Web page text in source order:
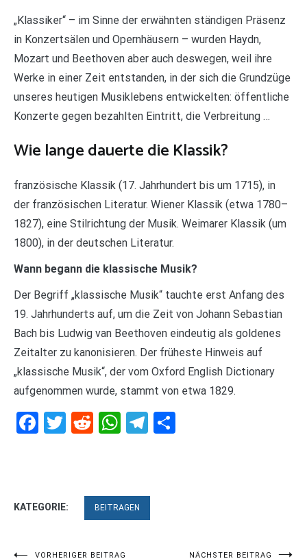
„Klassiker“ – im Sinne der erwähnten ständigen Präsenz
in Konzertsälen und Opernhäusern – wurden Haydn,
Mozart und Beethoven aber auch deswegen, weil ihre
Werke in einer Zeit entstanden, in der sich die Grundzüge
unseres heutigen Musiklebens entwickelten: öffentliche
Konzerte gegen bezahlten Eintritt, die Verbreitung …
Wie lange dauerte die Klassik?
französische Klassik (17. Jahrhundert bis um 1715), in
der französischen Literatur. Wiener Klassik (etwa 1780–
1827), eine Stilrichtung der Musik. Weimarer Klassik (um
1800), in der deutschen Literatur.
Wann begann die klassische Musik?
Der Begriff „klassische Musik“ tauchte erst Anfang des
19. Jahrhunderts auf, um die Zeit von Johann Sebastian
Bach bis Ludwig van Beethoven eindeutig als goldenes
Zeitalter zu kanonisieren. Der früheste Hinweis auf
„klassische Musik“, der vom Oxford English Dictionary
aufgenommen wurde, stammt von etwa 1829.
Facebook
Twitter
RedditWhatsApp
Telegram
KATEGORIE: BEITRAGEN
VORHERIGER BEITRAG NÄCHSTER BEITRAG